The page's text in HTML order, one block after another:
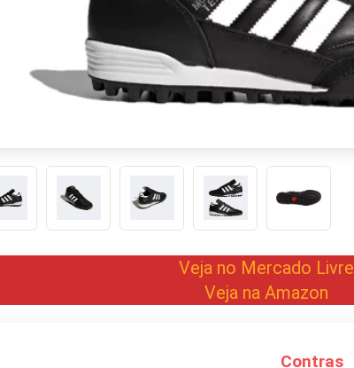
Veja no Mercado Livre
Veja na Amazon
Contras